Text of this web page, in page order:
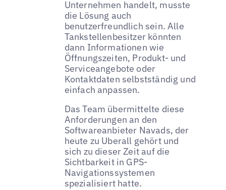
Unternehmen handelt, musste
die Lösung auch
benutzerfreundlich sein. Alle
Tankstellenbesitzer könnten
dann Informationen wie
Öffnungszeiten, Produkt- und
Serviceangebote oder
Kontaktdaten selbstständig und
einfach anpassen.
Das Team übermittelte diese
Anforderungen an den
Softwareanbieter Navads, der
heute zu Uberall gehört und
sich zu dieser Zeit auf die
Sichtbarkeit in GPS-
Navigationssystemen
spezialisiert hatte.